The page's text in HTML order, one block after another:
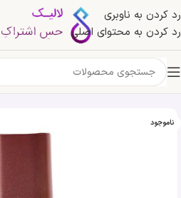
رد کردن به ناوبری
رد کردن به محتوای اصلی
خانه»فروشگاه
ناموجود